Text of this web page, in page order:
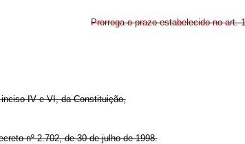
Prorroga o prazo estabelecido no art.
IV e VI, da Constituição,
nº 2.702, de 30 de julho de 1998.